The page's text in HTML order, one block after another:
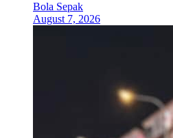
Bola Sepak
August 7, 2026